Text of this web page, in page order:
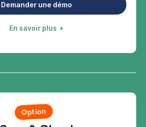
Demander une démo
En savoir plus
Option